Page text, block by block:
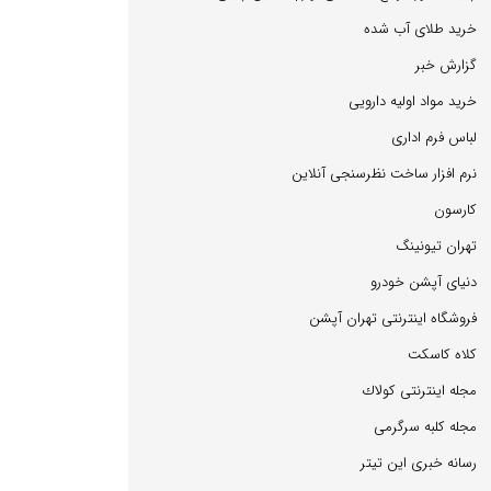
خرید طلای آب شده
گزارش خبر
خرید مواد اولیه دارویی
لباس فرم اداری
نرم افزار ساخت نظرسنجی آنلاین
كارسون
تهران تیونینگ
دنیای آپشن خودرو
فروشگاه اینترنتی تهران آپشن
كلاه كاسكت
مجله اینترنتی كولاك
مجله كلبه سرگرمی
رسانه خبری این تیتر